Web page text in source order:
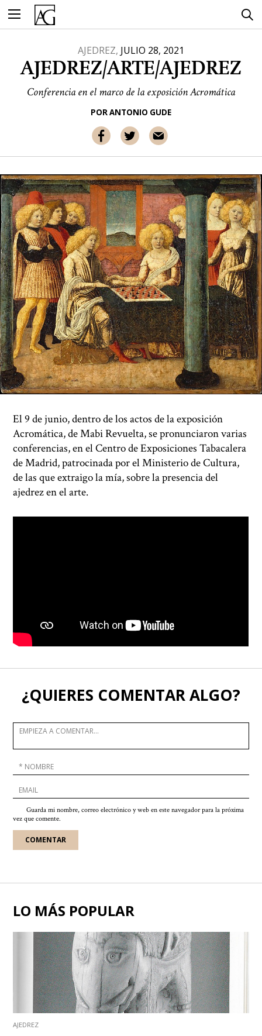
contenido
AJEDREZ, JULIO 28, 2021
AJEDREZ/ARTE/AJEDREZ
Conferencia en el marco de la exposición Acromática
PORANTONIO GUDE
El 9 de junio, dentro de los actos de la exposición
Acromática, de Mabi Revuelta, se pronunciaron varias
conferencias, en el Centro de Exposiciones Tabacalera
de Madrid, patrocinada por el Ministerio de Cultura,
de las que extraigo la mía, sobre la presencia del
ajedrez en el arte.
¿QUIERES COMENTAR ALGO?
Guarda mi nombre, correo electrónico y web en este navegador para la próxima
vez que comente.
LO MÁS POPULAR
AJEDREZ